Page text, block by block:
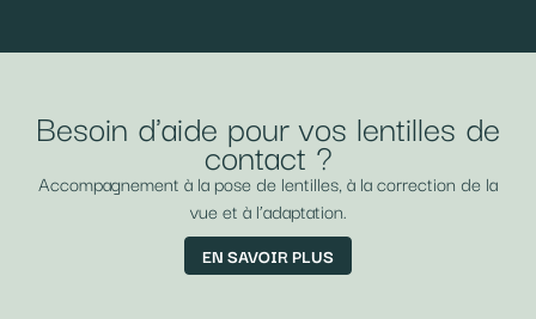
Besoin d'aide pour vos lentilles de
contact ?
Accompagnement à la pose de lentilles, à la correction de la
vue et à l’adaptation.
EN SAVOIR PLUS